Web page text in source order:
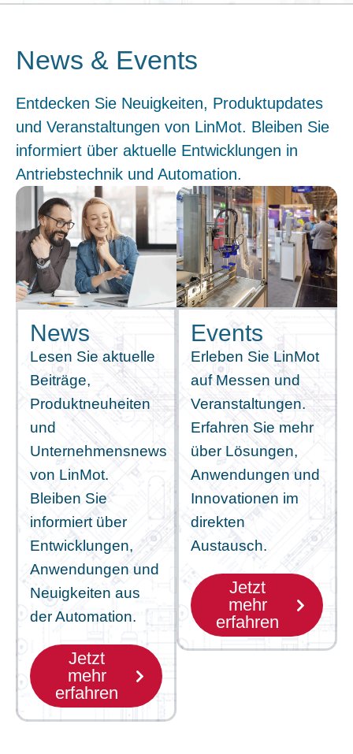
News & Events
Entdecken Sie Neuigkeiten, Produktupdates
und Veranstaltungen von LinMot. Bleiben Sie
informiert über aktuelle Entwicklungen in
Antriebstechnik und Automation.
News
Lesen Sie aktuelle
Beiträge,
Produktneuheiten
und
Unternehmensnews
von LinMot.
Bleiben Sie
informiert über
Entwicklungen,
Anwendungen und
Neuigkeiten aus
der Automation.
Jetzt
mehr
erfahren
Events
Erleben Sie LinMot
auf Messen und
Veranstaltungen.
Erfahren Sie mehr
über Lösungen,
Anwendungen und
Innovationen im
direkten
Austausch.
Jetzt
mehr
erfahren